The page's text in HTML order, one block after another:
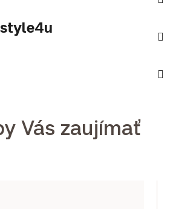
Vás zaujímať